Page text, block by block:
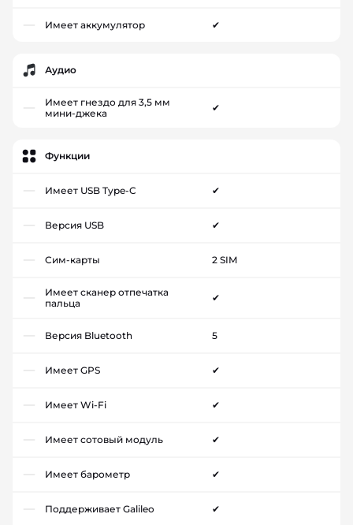
Имеет аккумулятор ✔
Аудио
Имеет гнездо для 3,5 мм
мини-джека
✔
Функции
Имеет USB Type-C ✔
Версия USB ✔
Сим-карты 2 SIM
Имеет сканер отпечатка
пальца
✔
Версия Bluetooth 5
Имеет GPS ✔
Имеет Wi-Fi ✔
Имеет сотовый модуль ✔
Имеет барометр ✔
Поддерживает Galileo ✔